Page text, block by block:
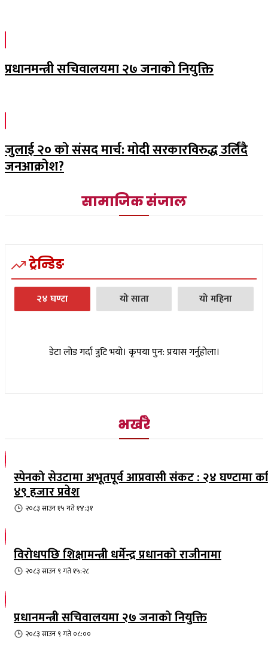
प्रधानमन्त्री सचिवालयमा २७ जनाको नियुक्ति
जुलाई २० को संसद मार्च: मोदी सरकारविरुद्ध उर्लिंदै
जनआक्रोश?
सामाजिक संजाल
ट्रेन्डिङ
२४ घण्टा यो साता यो महिना
डेटा लोड गर्दा त्रुटि भयो। कृपया पुन: प्रयास गर्नुहोला।
भर्खरै
स्पेनको सेउटामा अभूतपूर्व आप्रवासी संकट : २४ घण्टामा
४९ हजार प्रवेश
२०८३ साउन १५ गते १४:३१
विरोधपछि शिक्षामन्त्री धर्मेन्द्र प्रधानको राजीनामा
२०८३ साउन ९ गते १५:२८
प्रधानमन्त्री सचिवालयमा २७ जनाको नियुक्ति
२०८३ साउन ९ गते ०८:००